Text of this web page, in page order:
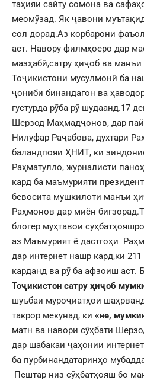
таҳияи сайту сомона ва
меомӯзад. Як ҷавони
сол дорад.Аз корбарони
аст. Навору филмҳоеро дар
мазҳабӣ,сатру ҳиҷоб ва
Тоҷикистони мусулмонӣ ба
ҷониби бинандагон ва
густурда рӯба рӯ шудаанд.17
Шерзод Маҳмадҷонов, дар
Нилуфар Раҷабова, духтари
баландпояи ҲНИТ, ки
Раҳматулло, журналисти
кард ба маъмурияти
бевосита мушкилоти манъи
Раҳмонов дар миён
блогер муҳтавои
аз Маъмурият ё дастгоҳи
дар интернет нашр кард,ки
карданд ва рӯ ба афзоиш аст.
Тоҷикистон сатру ҳиҷоб
шуъбаи муроҷиатҳои
такрор мекунад, ки «не,
матн ва навори сӯҳбати
дар шабакаи ҷаҳонии
ба пурбинандатаринҳо
Пештар низ сӯҳбатҳояш бо